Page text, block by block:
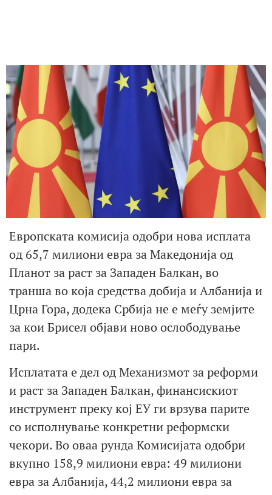
Европската комисија одобри нова исплата
од 65,7 милиони евра за Македонија од
Планот за раст за Западен Балкан, во
транша во која средства добија и Албанија и
Црна Гора, додека Србија не е меѓу земјите
за кои Брисел објави ново ослободување
пари.
Исплатата е дел од Механизмот за реформи
и раст за Западен Балкан, финансискиот
инструмент преку кој ЕУ ги врзува парите
со исполнување конкретни реформски
чекори. Во оваа рунда Комисијата одобри
вкупно 158,9 милиони евра: 49 милиони
евра за Албанија, 44,2 милиони евра за